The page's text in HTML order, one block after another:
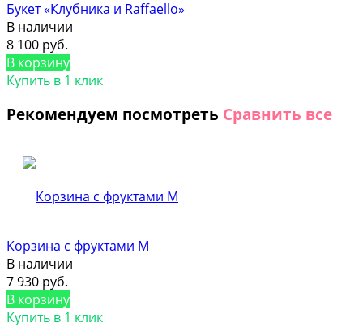
Букет «Клубника и Raffaello»
В наличии
8 100 руб.
В корзину
Купить в 1 клик
Рекомендуем посмотреть Сравнить все
Корзина с фруктами M
В наличии
7 930 руб.
В корзину
Купить в 1 клик